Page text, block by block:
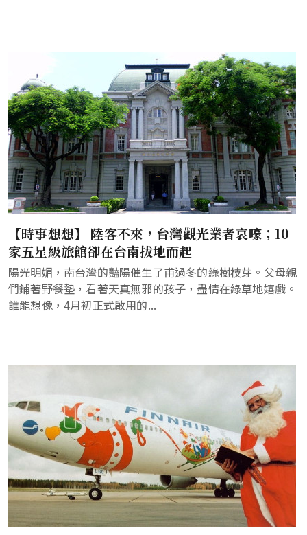
【時事想想】 陸客不來，台灣觀光業者哀嚎；10
家五星級旅館卻在台南拔地而起
陽光明媚，南台灣的豔陽催生了甫過冬的綠樹枝芽。父母親
們鋪著野餐墊，看著天真無邪的孩子，盡情在綠草地嬉戲。
誰能想像，4月初正式啟用的...